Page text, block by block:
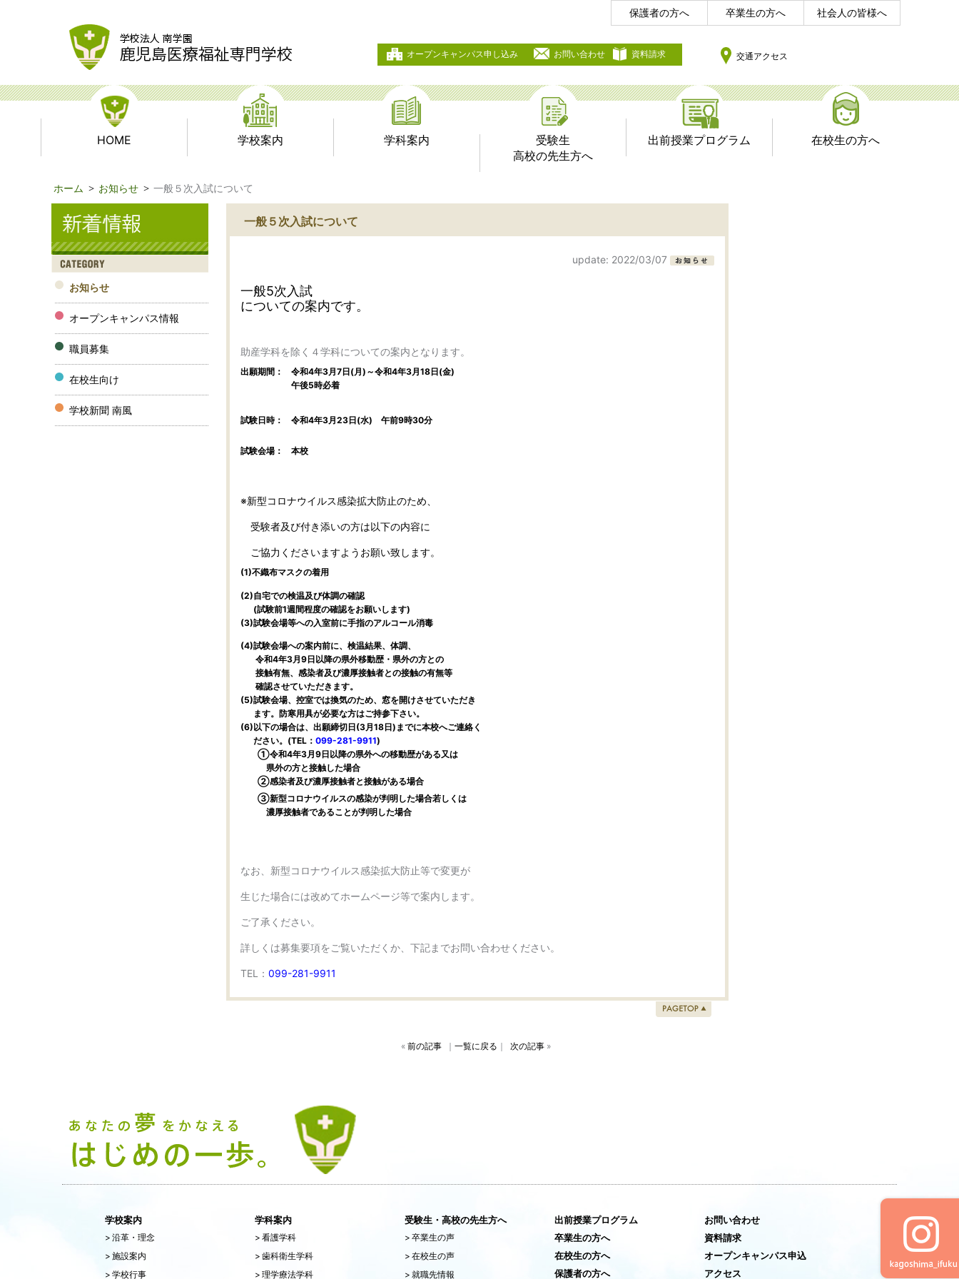
保護者の方へ 卒業生の方へ 社会人の皆様へ
交通アクセス
オープンキャンパス申し込み お問い合わせ 資料請求
HOME 学校案内 学科案内
受験生
高校の先生方へ
出前授業プログラム 在校生の方へ
ホーム お知らせ 一般５次入試について
お知らせ
オープンキャンパス情報
職員募集
在校生向け
学校新聞 南風
一般５次入試について
update: 2022/03/07
一般5次入試
についての案内です。
助産学科を除く４学科についての案内となります。
出願期間： 令和4年3月7日(月)～令和4年3月18日(金)
午後5時必着
試験日時： 令和4年3月23日(水) 午前9時30分
試験会場： 本校
※新型コロナウイルス感染拡大防止のため、
受験者及び付き添いの方は以下の内容に
ご協力くださいますようお願い致します。
(1)不織布マスクの着用
(2)自宅での検温及び体調の確認
(試験前1週間程度の確認をお願いします)
(3)試験会場等への入室前に手指のアルコール消毒
(4)試験会場への案内前に、検温結果、体調、
令和4年3月9日以降の県外移動歴・ 県外の方との
接触有無、感染者及び濃厚接触者との接触の有無等
確認させていただきます。
(5)試験会場、控室では換気のため、窓を開けさせていただき
ます。防寒用具が必要な方はご持参下さい。
(6)以下の場合は、出願締切日(3月18日)までに本校へご連絡く
ださい。 (TEL： 099-281-9911)
①令和4年3月9日以降の県外への移動歴がある又は
県外の方と接触した場合
②感染者及び濃厚接触者と接触がある場合
③新型コロナウイルスの感染が判明した場合若しくは
濃厚接触者であることが判明した場合
なお、新型コロナウイルス感染拡大防止等で変更が
生じた場合には改めてホームページ等で案内します。
ご了承ください。
詳しくは募集要項をご覧いただくか、下記までお問い合わせください。
TEL： 099-281-9911
« 前の記事 ｜ 一覧に戻る ｜ 次の記事 »
学校案内
> 沿革・理念
> 施設案内
> 学校行事
学科案内
> 看護学科
> 歯科衛生学科
> 理学療法学科
受験生・高校の先生方へ
> 卒業生の声
> 在校生の声
> 就職先情報
出前授業プログラム
卒業生の方へ
在校生の方へ
保護者の方へ
お問い合わせ
資料請求
オープンキャンパス申込
アクセス